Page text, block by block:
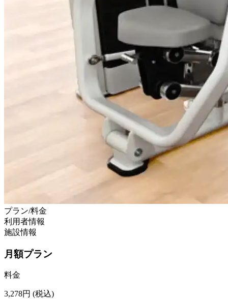
プラン/料金
利用者情報
施設情報
月額プラン
料金
3,278円 (税込)